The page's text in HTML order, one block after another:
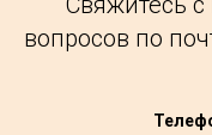
вопросов по